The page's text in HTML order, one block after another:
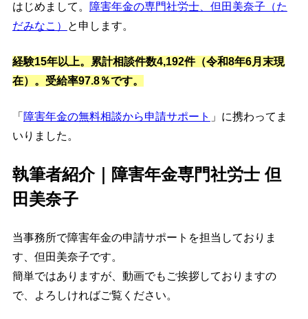
はじめまして。 障害年金の専門社労士、但田美奈子（た
だみなこ）
と申します。
経験15年以上。累計相談件数4,192件（令和8年6月末現
在）。受給率97.8％です。
「 障害年金の無料相談から申請サポート 」に携わってま
いりました。
執筆者紹介｜障害年金専門社労士 但
田美奈子
当事務所で障害年金の申請サポートを担当しておりま
す、但田美奈子です。
簡単ではありますが、動画でもご挨拶しておりますの
で、よろしければご覧ください。